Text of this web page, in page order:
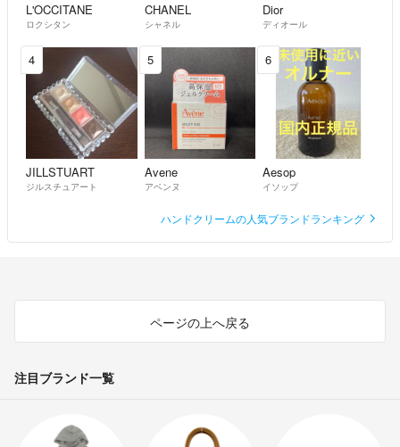
L'OCCITANE
ロクシタン
CHANEL
シャネル
Dior
ディオール
4
JILLSTUART
ジルスチュアート
5
Avene
アベンヌ
6
Aesop
イソップ
ハンドクリームの人気ブランドランキング
ページの上へ戻る
注目ブランド一覧